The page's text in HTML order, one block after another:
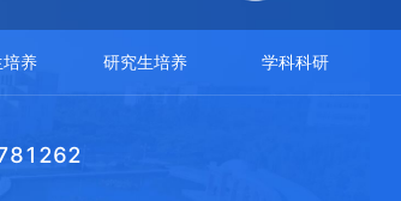
养 研究生培养 学科科研